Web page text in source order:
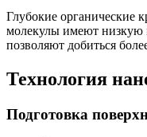
Глубокие органические
молекулы имеют низкую
позволяют добиться
Технология
Подготовка